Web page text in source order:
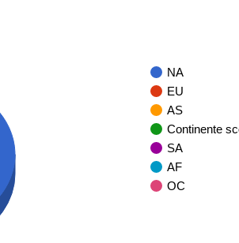
NA
EU
AS
Continente
SA
AF
OC